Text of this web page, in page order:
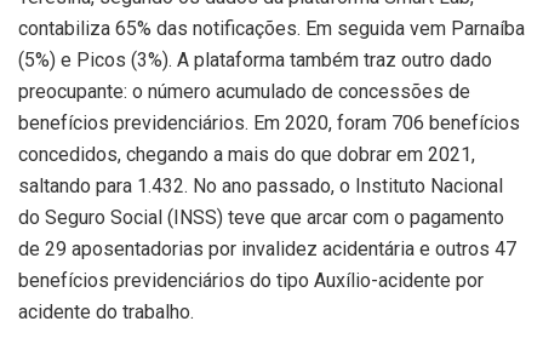
contabiliza 65% das notificações. Em seguida vem Parnaíba
(5%) e Picos (3%). A plataforma também traz outro dado
preocupante: o número acumulado de concessões de
benefícios previdenciários. Em 2020, foram 706 benefícios
concedidos, chegando a mais do que dobrar em 2021,
saltando para 1.432. No ano passado, o Instituto Nacional
do Seguro Social (INSS) teve que arcar com o pagamento
de 29 aposentadorias por invalidez acidentária e outros 47
benefícios previdenciários do tipo Auxílio-acidente por
acidente do trabalho.